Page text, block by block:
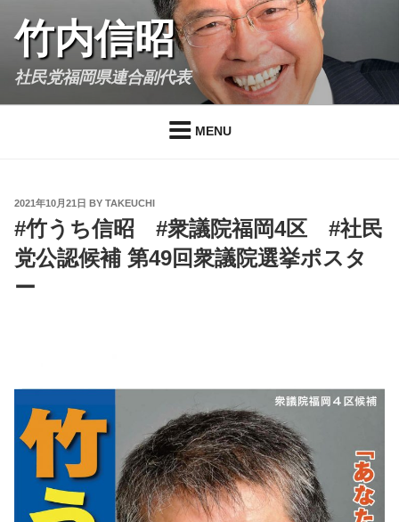
content
竹内信昭
社民党福岡県連合副代表
MENU
POSTED
2021年10月21日 BY TAKEUCHI
#竹うち信昭 #衆議院福岡4区 #社民
党公認候補 第49回衆議院選挙ポスタ
ー